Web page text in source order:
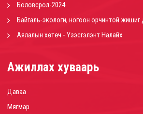
Боловсрол-2024
Байгаль-экологи, ногоон орчинтой жишиг
Аялалын хөтөч - Үзэсгэлэнт Налайх
Ажиллах хуваарь
Даваа
Мягмар